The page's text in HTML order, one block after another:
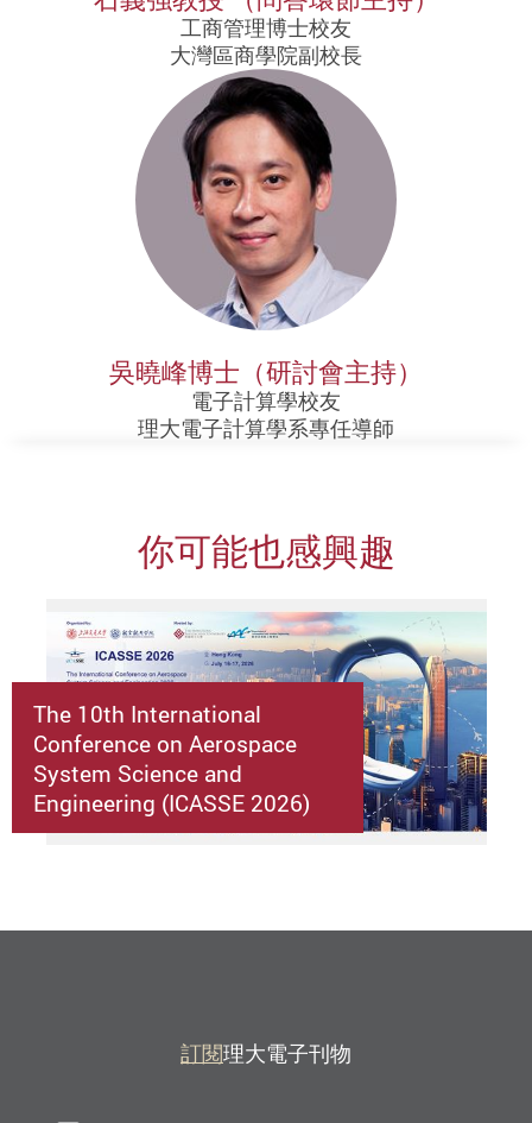
工商管理博士校友
大灣區商學院副校長
吳曉峰博士（研討會主持）
電子計算學校友
理大電子計算學系專任導師
你可能也感興趣
The 10th International
Conference on Aerospace
System Science and
Engineering (ICASSE 2026)
訂閱理大電子刊物